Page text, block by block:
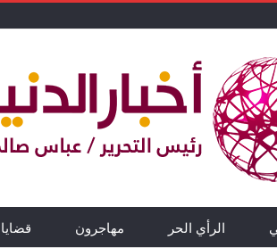
الرأي الحر مهاجرون قضايا